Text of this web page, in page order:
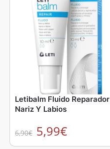
Letibalm Fluido Reparador
Nariz Y Labios
6,90€ 5,99€